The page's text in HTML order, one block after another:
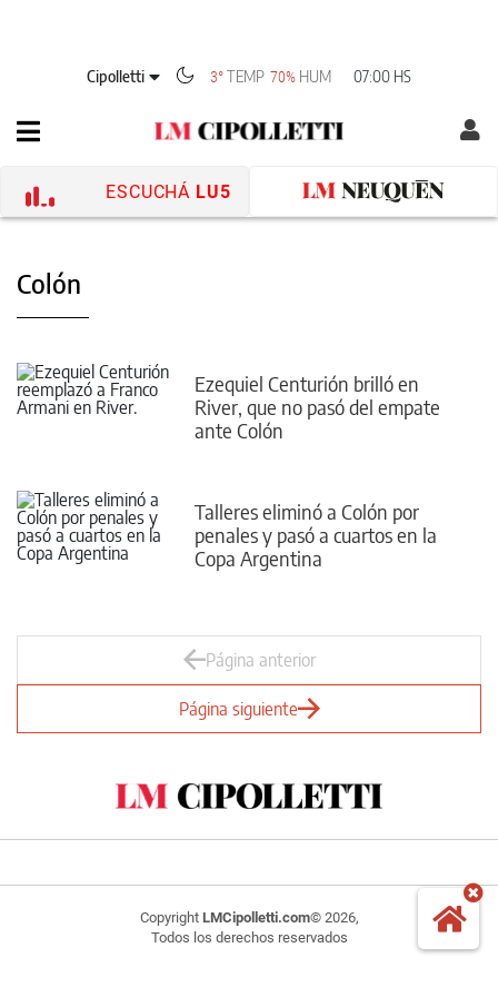
Cipolletti 3°TEMP 70% HUM 07:00 HS
ESCUCHÁ LU5
Colón
Ezequiel Centurión brilló en
River, que no pasó del empate
ante Colón
Talleres eliminó a Colón por
penales y pasó a cuartos en la
Copa Argentina
Página anterior
Página siguiente
Copyright LMCipolletti.com© 2026,
Todos los derechos reservados